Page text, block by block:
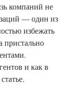
компаний не
— один из
избежать
пристально
и как в